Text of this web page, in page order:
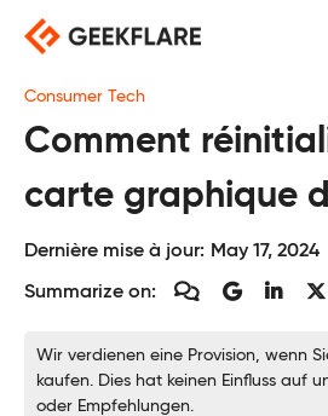
Skip
content
Consumer Tech
Comment
carte graphique
Dernière mise à jour: May 17, 2024
Summarize on:
Wir verdienen eine Provision, wenn
kaufen. Dies hat keinen Einfluss auf
oder Empfehlungen.